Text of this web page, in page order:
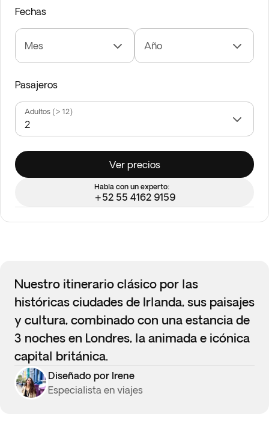
Fechas
Mes Año
Pasajeros
Adultos (> 12)
Ver precios
Habla con un experto:
+52 55 4162 9159
Nuestro itinerario clásico por las
históricas ciudades de Irlanda, sus paisajes
y cultura, combinado con una estancia de
3 noches en Londres, la animada e icónica
capital británica.
Diseñado por Irene
Especialista en viajes